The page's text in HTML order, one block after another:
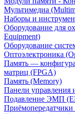
Мультимедиа
Наборы и
Оборудование для
Equipment)
Оборудование
Оптоэлектроника
Память —
матриц (FPGA)
Память (Memory)
Панели управления
Подавление ЭМП
Приёмопередатчики